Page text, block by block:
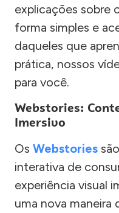
explicações sobre
forma simples e
daqueles que
prática, nossos
para você.
Webstories:
Imersivo
Os Webstories
interativa de
experiência visual
uma nova maneira